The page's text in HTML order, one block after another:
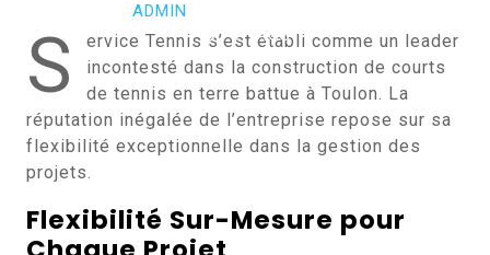
ADMIN
0 TAGS
S
ervice Tennis s’est établi comme un leader
incontesté dans la construction de courts
de tennis en terre battue à Toulon. La
réputation inégalée de l’entreprise repose sur sa
flexibilité exceptionnelle dans la gestion des
projets.
Flexibilité Sur-Mesure pour